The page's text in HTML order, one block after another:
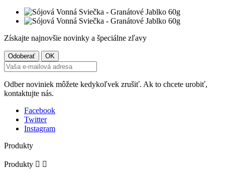
Získajte najnovšie novinky a špeciálne zľavy
Odber noviniek môžete kedykoľvek zrušiť. Ak to chcete urobiť,
kontaktujte nás.
Facebook
Twitter
Instagram
Produkty
Produkty  